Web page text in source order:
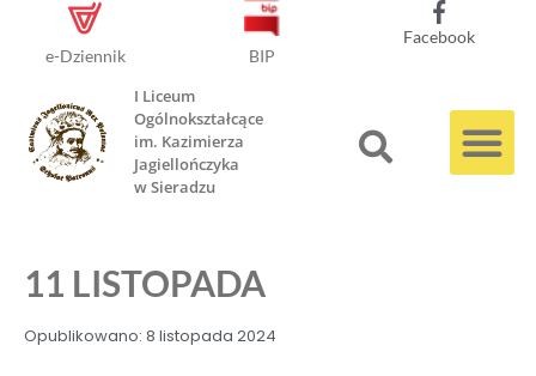
e-Dziennik BIP
Facebook
I Liceum
Ogólnokształcące
im. Kazimierza
Jagiellończyka
w Sieradzu
11 LISTOPADA
Opublikowano: 8 listopada 2024